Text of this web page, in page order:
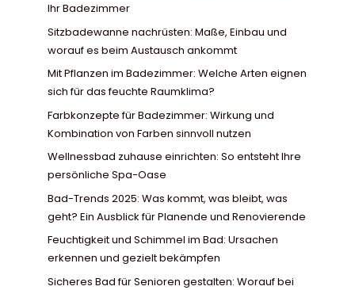
Ihr Badezimmer
Sitzbadewanne nachrüsten: Maße, Einbau und
worauf es beim Austausch ankommt
Mit Pflanzen im Badezimmer: Welche Arten eignen
sich für das feuchte Raumklima?
Farbkonzepte für Badezimmer: Wirkung und
Kombination von Farben sinnvoll nutzen
Wellnessbad zuhause einrichten: So entsteht Ihre
persönliche Spa-Oase
Bad-Trends 2025: Was kommt, was bleibt, was
geht? Ein Ausblick für Planende und Renovierende
Feuchtigkeit und Schimmel im Bad: Ursachen
erkennen und gezielt bekämpfen
Sicheres Bad für Senioren gestalten: Worauf bei